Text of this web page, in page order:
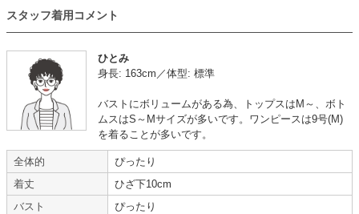
年齢 :
60代
身長 :160〜164cm
体重 :50～54kg
サイズ :ぴったり
丈 : ふくらはぎ
使用シーン :
使用地域 :大阪府
ドレスはぴったりでした。
スタッフ着用コメント
ひとみ
身長: 163cm／体型: 標準
バストにボリュームがある為、トップスはM～、ボト
ムスはS～Mサイズが多いです。ワンピースは9号(M)
を着ることが多いです。
全体的
ぴったり
着丈
ひざ下10cm
バスト
ぴったり